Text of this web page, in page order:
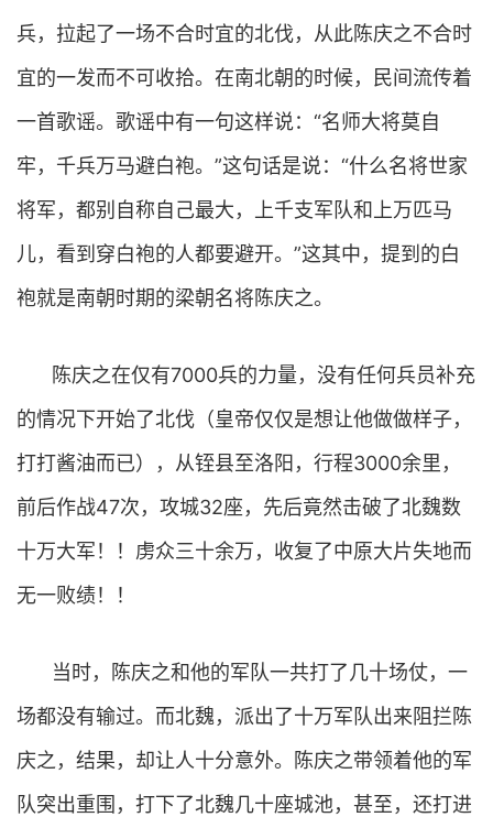
兵，拉起了一场不合时宜的北伐，从此陈庆之不合时
宜的一发而不可收拾。在南北朝的时候，民间流传着
一首歌谣。歌谣中有一句这样说：“名师大将莫自
牢，千兵万马避白袍。”这句话是说：“什么名将世家
将军，都别自称自己最大，上千支军队和上万匹马
儿，看到穿白袍的人都要避开。”这其中，提到的白
袍就是南朝时期的梁朝名将陈庆之。
陈庆之在仅有7000兵的力量，没有任何兵员补充
的情况下开始了北伐（皇帝仅仅是想让他做做样子，
打打酱油而已），从铚县至洛阳，行程3000余里，
前后作战47次，攻城32座，先后竟然击破了北魏数
十万大军！！虏众三十余万，收复了中原大片失地而
无一败绩！！
当时，陈庆之和他的军队一共打了几十场仗，一
场都没有输过。而北魏，派出了十万军队出来阻拦陈
庆之，结果，却让人十分意外。陈庆之带领着他的军
队突出重围，打下了北魏几十座城池，甚至，还打进